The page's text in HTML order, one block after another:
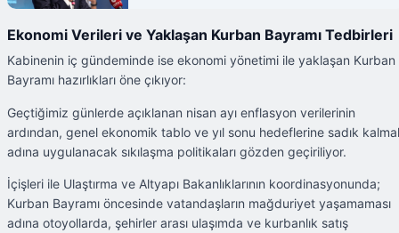
Ekonomi Verileri ve Yaklaşan Kurban Bayramı Tedbirleri
Kabinenin iç gündeminde ise ekonomi yönetimi ile yaklaşan Kurban
Bayramı hazırlıkları öne çıkıyor:
Geçtiğimiz günlerde açıklanan nisan ayı enflasyon verilerinin
ardından, genel ekonomik tablo ve yıl sonu hedeflerine sadık
adına uygulanacak sıkılaşma politikaları gözden geçiriliyor.
İçişleri ile Ulaştırma ve Altyapı Bakanlıklarının koordinasyonunda;
Kurban Bayramı öncesinde vatandaşların mağduriyet yaşamaması
adına otoyollarda, şehirler arası ulaşımda ve kurbanlık satış